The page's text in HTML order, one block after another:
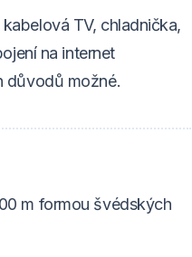
TV, chladnička,
na internet
důvodů možné.
m formou švédských